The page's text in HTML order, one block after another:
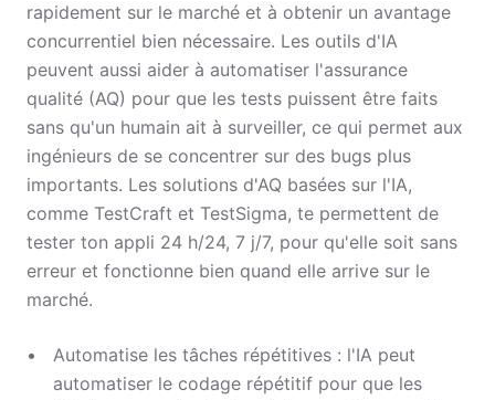
rapidement sur le marché et à obtenir un avantage
concurrentiel bien nécessaire. Les outils d'IA
peuvent aussi aider à automatiser l'assurance
qualité (AQ) pour que les tests puissent être faits
sans qu'un humain ait à surveiller, ce qui permet aux
ingénieurs de se concentrer sur des bugs plus
importants. Les solutions d'AQ basées sur l'IA,
comme TestCraft et TestSigma, te permettent de
tester ton appli 24 h/24, 7 j/7, pour qu'elle soit sans
erreur et fonctionne bien quand elle arrive sur le
marché.
Automatise les tâches répétitives : l'IA peut
automatiser le codage répétitif pour que les